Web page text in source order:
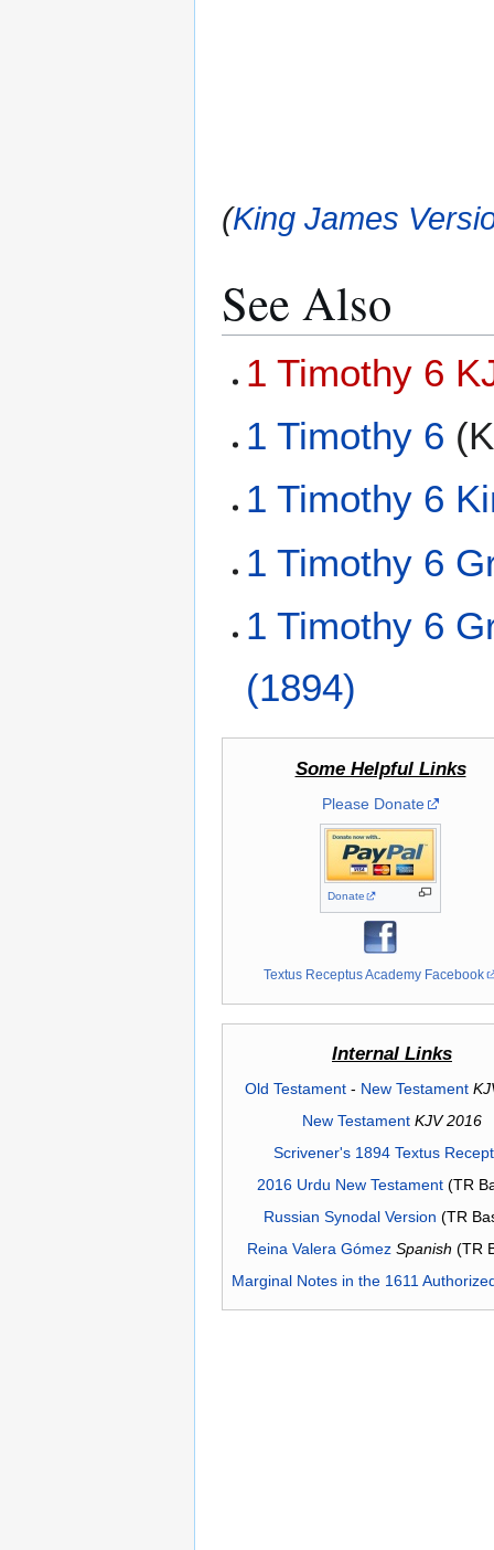
(King James
See Also
1 Timothy 6
1 Timothy 6
1 Timothy 6
1 Timothy 6
1 Timothy 6
(1894)
Some Helpful Links
Please Donate
Donate
Textus Receptus Academy Facebook
Internal Links
Old Testament- New Testament
New Testament KJV 2016
Scrivener's 1894 Textus
2016 Urdu New Testament(TR
Russian Synodal Version (TR
Reina Valera Gómez Spanish (TR
Marginal Notes in the 1611